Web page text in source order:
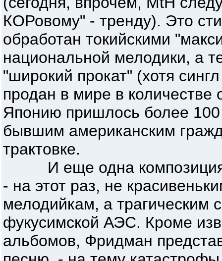
КОРовому" - тренду). Это
обработан токийскими
национальной мелодики, а
"широкий прокат" (хотя
продан в мире в количестве
Японию пришлось более
бывшим американским
трактовке.
И еще одна композиция
- на этот раз, не
мелодийкам, а трагическим
фукусимской АЭС. Кроме
альбомов, Фридман